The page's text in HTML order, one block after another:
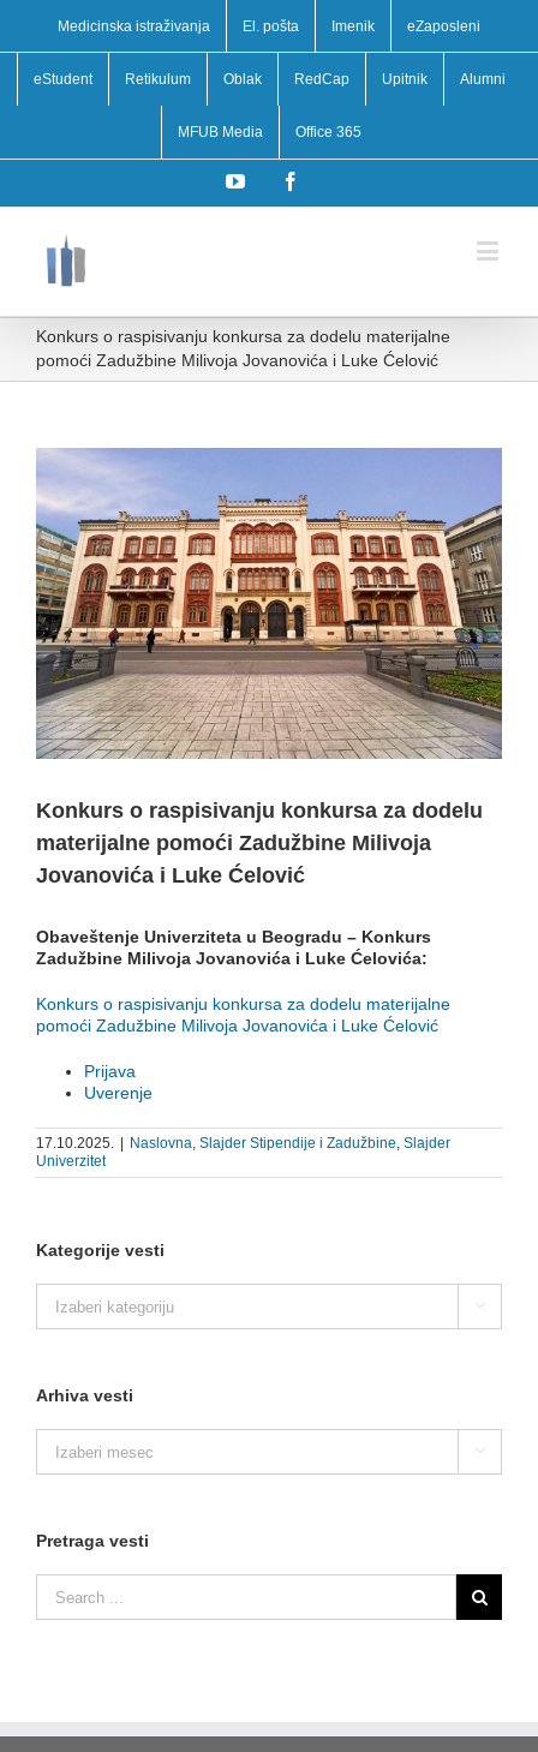
Medicinska istraživanja El. pošta Imenik eZaposleni
eStudent Retikulum Oblak RedCap Upitnik Alumni
MFUB Media Office 365
YouTube
Konkurs o raspisivanju konkursa za dodelu materijalne
pomoći Zadužbine Milivoja Jovanovića i Luke Ćelović
View
Larger
Image
Konkurs o raspisivanju konkursa za dodelu
materijalne pomoći Zadužbine Milivoja
Jovanovića i Luke Ćelović
Obaveštenje Univerziteta u Beogradu – Konkurs
Zadužbine Milivoja Jovanovića i Luke Ćelovića:
Konkurs o raspisivanju konkursa za dodelu materijalne
pomoći Zadužbine Milivoja Jovanovića i Luke Ćelović
Prijava
Uverenje
17.10.2025. Naslovna, Slajder Stipendije i Zadužbine, Slajder
Univerzitet
Kategorije vesti
vesti

Arhiva vesti
vesti

Pretraga vesti